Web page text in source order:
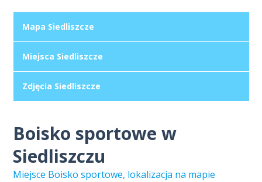
Mapa Siedliszcze
Miejsca Siedliszcze
Zdjęcia Siedliszcze
Boisko sportowe w
Siedliszczu
Miejsce Boisko sportowe, lokalizacja na mapie